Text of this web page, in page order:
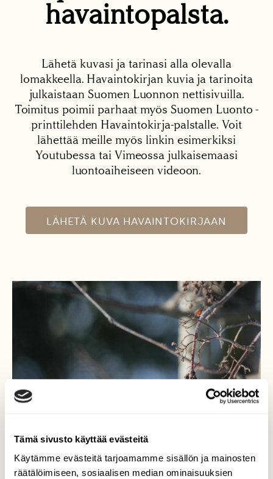
Tämä sivusto käyttää evästeitä
Käytämme evästeitä tarjoamamme sisällön ja mainosten
räätälöimiseen, sosiaalisen median ominaisuuksien
havaintopalsta.
Lähetä kuvasi ja tarinasi alla olevalla
lomakkeella. Havaintokirjan kuvia ja tarinoita
julkaistaan Suomen Luonnon nettisivuilla.
Toimitus poimii parhaat myös Suomen Luonto -
printtilehden Havaintokirja-palstalle. Voit
lähettää meille myös linkin esimerkiksi
Youtubessa tai Vimeossa julkaisemaasi
luontoaiheiseen videoon.
LÄHETÄ KUVA HAVAINTOKIRJAAN